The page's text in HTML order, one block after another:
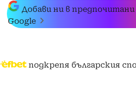
Добави ни в
Google
подкрепя българския